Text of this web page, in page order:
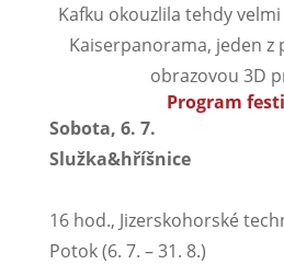
Kafku okouzlila tehdy
Kaiserpanorama, jeden z
obrazovou 3D
Program
Sobota, 6. 7.
Služka&hříšnice
16 hod., Jizerskohorské
Potok (6. 7. – 31. 8.)